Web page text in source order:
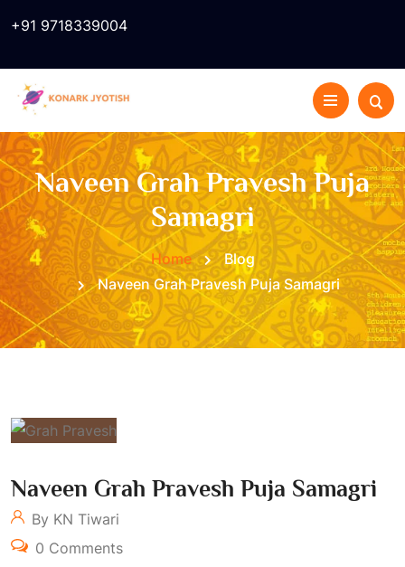
+91 9718339004
Naveen Grah Pravesh Puja
Samagri
Home
Blog
Naveen Grah Pravesh Puja Samagri
Naveen Grah Pravesh Puja Samagri
By KN Tiwari
0 Comments